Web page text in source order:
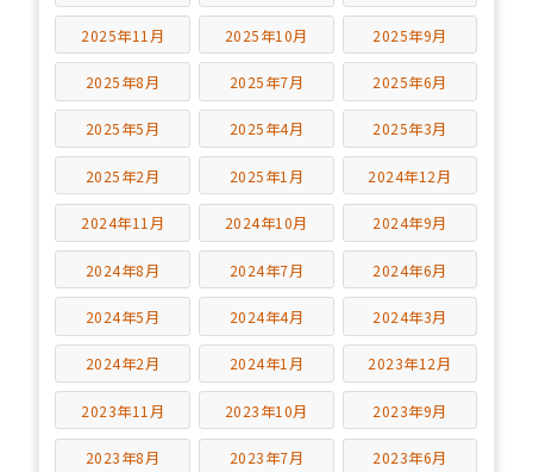
2025年11月 2025年10月 2025年9月
2025年8月 2025年7月 2025年6月
2025年5月 2025年4月 2025年3月
2025年2月 2025年1月 2024年12月
2024年11月 2024年10月 2024年9月
2024年8月 2024年7月 2024年6月
2024年5月 2024年4月 2024年3月
2024年2月 2024年1月 2023年12月
2023年11月 2023年10月 2023年9月
2023年8月 2023年7月 2023年6月